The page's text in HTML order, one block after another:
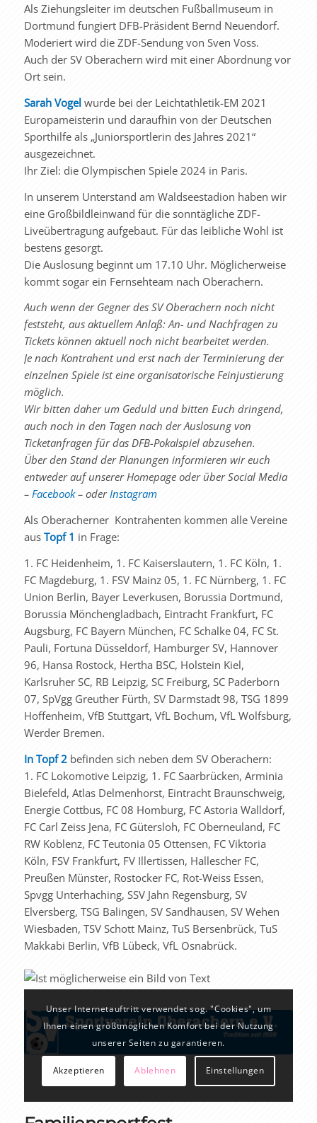
Als Ziehungsleiter im deutschen Fußballmuseum in
Dortmund fungiert DFB-Präsident Bernd Neuendorf.
Moderiert wird die ZDF-Sendung von Sven Voss.
Auch der SV Oberachern wird mit einer Abordnung vor
Ort sein.
Sarah Vogelwurde bei der Leichtathletik-EM 2021
Europameisterin und daraufhin von der Deutschen
Sporthilfe als „Juniorsportlerin des Jahres 2021“
ausgezeichnet.
Ihr Ziel: die Olympischen Spiele 2024 in Paris.
In unserem Unterstand am Waldseestadion haben wir
eine Großbildleinwand für die sonntägliche ZDF-
Liveübertragung aufgebaut. Für das leibliche Wohl ist
bestens gesorgt.
Die Auslosung beginnt um 17.10 Uhr. Möglicherweise
kommt sogar ein Fernsehteam nach Oberachern.
Auch wenn der Gegner des SV Oberachern noch nicht
feststeht, aus aktuellem Anlaß: An- und Nachfragen zu
Tickets können aktuell noch nicht bearbeitet werden.
Je nach Kontrahent und erst nach der Terminierung der
einzelnen Spiele ist eine organisatorische Feinjustierung
möglich.
Wir bitten daher um Geduld und bitten Euch dringend,
auch noch in den Tagen nach der Auslosung von
Ticketanfragen für das DFB-Pokalspiel abzusehen.
Über den Stand der Planungen informieren wir euch
entweder auf unserer Homepage oder über Social Media
– Facebook– oderInstagram
Als Oberacherner Kontrahenten kommen alle Vereine
aus Topf 1 in Frage:
1. FC Heidenheim, 1. FC Kaiserslautern, 1. FC Köln, 1.
FC Magdeburg, 1. FSV Mainz 05, 1. FC Nürnberg, 1. FC
Union Berlin, Bayer Leverkusen, Borussia Dortmund,
Borussia Mönchengladbach, Eintracht Frankfurt, FC
Augsburg, FC Bayern München, FC Schalke 04, FC St.
Pauli, Fortuna Düsseldorf, Hamburger SV, Hannover
96, Hansa Rostock, Hertha BSC, Holstein Kiel,
Karlsruher SC, RB Leipzig, SC Freiburg, SC Paderborn
07, SpVgg Greuther Fürth, SV Darmstadt 98, TSG 1899
Hoffenheim, VfB Stuttgart, VfL Bochum, VfL Wolfsburg,
Werder Bremen.
In Topf 2befinden sich neben dem SV Oberachern:
1. FC Lokomotive Leipzig, 1. FC Saarbrücken, Arminia
Bielefeld, Atlas Delmenhorst, Eintracht Braunschweig,
Energie Cottbus, FC 08 Homburg, FC Astoria Walldorf,
FC Carl Zeiss Jena, FC Gütersloh, FC Oberneuland, FC
RW Koblenz, FC Teutonia 05 Ottensen, FC Viktoria
Köln, FSV Frankfurt, FV Illertissen, Hallescher FC,
Preußen Münster, Rostocker FC, Rot-Weiss Essen,
Spvgg Unterhaching, SSV Jahn Regensburg, SV
Elversberg, TSG Balingen, SV Sandhausen, SV Wehen
Wiesbaden, TSV Schott Mainz, TuS Bersenbrück, TuS
Makkabi Berlin, VfB Lübeck, VfL Osnabrück.
Unser Internetauftritt verwendet sog. "Cookies", um
Ihnen einen größtmöglichen Komfort bei der Nutzung
unserer Seiten zu garantieren.
Akzeptieren Ablehnen Einstellungen